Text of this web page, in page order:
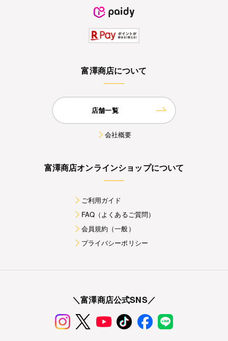
富澤商店について
店舗一覧
会社概要
富澤商店オンラインショップについて
ご利用ガイド
FAQ（よくあるご質問）
会員規約（一般）
プライバシーポリシー
＼富澤商店公式SNS／